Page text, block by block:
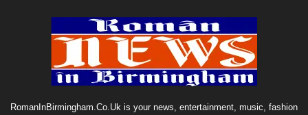
RomanInBirmingham.Co.Uk is your news, entertainment, music, fashion